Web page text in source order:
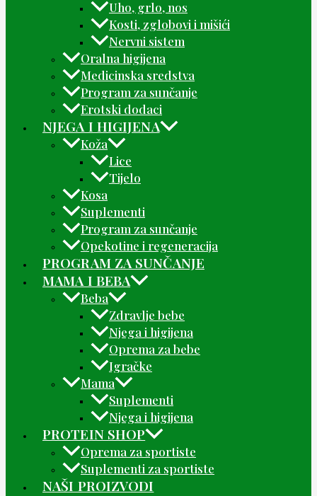
Uho, grlo, nos
Kosti, zglobovi i mišići
Nervni sistem
Oralna higijena
Medicinska sredstva
Program za sunčanje
Erotski dodaci
NJEGA I HIGIJENA
Koža
Lice
Tijelo
Kosa
Suplementi
Program za sunčanje
Opekotine i regeneracija
PROGRAM ZA SUNČANJE
MAMA I BEBA
Beba
Zdravlje bebe
Njega i higijena
Oprema za bebe
Igračke
Mama
Suplementi
Njega i higijena
PROTEIN SHOP
Oprema za sportiste
Suplementi za sportiste
NAŠI PROIZVODI